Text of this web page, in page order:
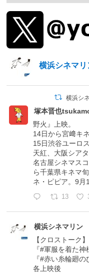
横浜シネマリ
横浜シ
塚本晋也
野火』上映。
14日から宮﨑キネ
15日渋谷ユーロ
天紅、大阪シア
名古屋シネマス
ら千葉県キネマ
ネ・ピピア。9月
13
横浜シネマリン
【クロストーク
『#軍服を着た
『#赤い糸輪廻
各上映後